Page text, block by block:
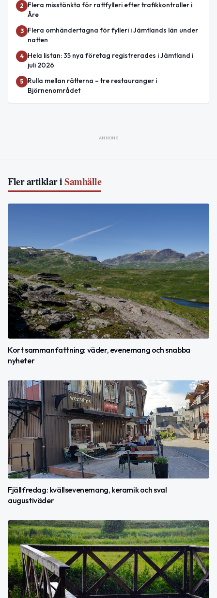
2
Flera misstänkta för rattfylleri efter trafikkontroller i
Åre
3
Flera omhändertagna för fylleri i Jämtlands län under
natten
4
Hela listan: 35 nya företag registrerades i Jämtland i
juli 2026
5
Rulla mellan rätterna – tre restauranger i
Björnenområdet
ANNONS
Fler artiklar iSamhälle
Kort sammanfattning: väder, evenemang och snabba
nyheter
Fjällfredag: kvällsevenemang, keramik och sval
augustiväder